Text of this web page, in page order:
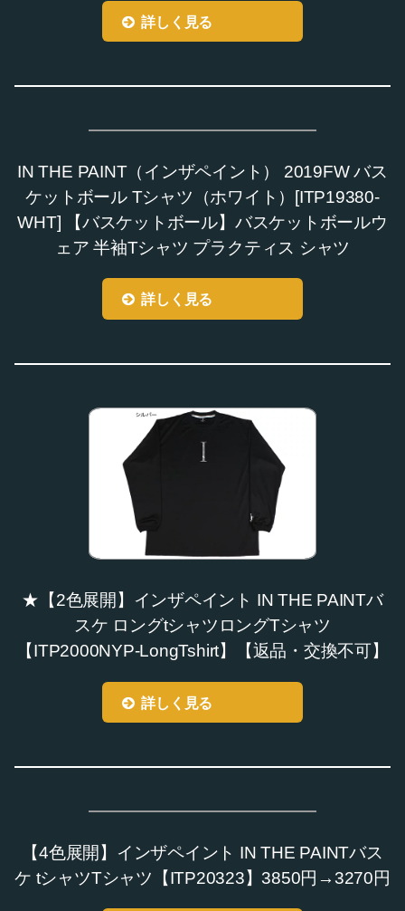
詳しく見る
IN THE PAINT（インザペイント） 2019FW バス
ケットボール Tシャツ（ホワイト）[ITP19380-
WHT] 【バスケットボール】バスケットボールウ
ェア 半袖Tシャツ プラクティス シャツ
詳しく見る
★【2色展開】インザペイント IN THE PAINTバ
スケ ロングtシャツロングTシャツ
【ITP2000NYP-LongTshirt】【返品・交換不可】
詳しく見る
【4色展開】インザペイント IN THE PAINTバス
ケ tシャツTシャツ【ITP20323】3850円→3270円